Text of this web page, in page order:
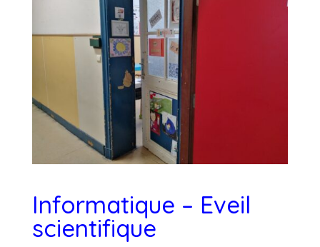
Informatique – Eveil
scientifique